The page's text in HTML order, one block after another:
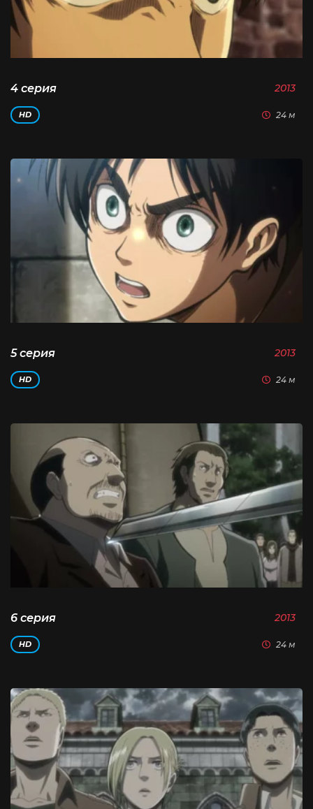
4 серия 2013
HD 24 м
5 серия 2013
HD 24 м
6 серия 2013
HD 24 м